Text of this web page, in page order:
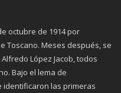
octubre de 1914 por
Toscano. Meses después, se
López Jacob, todos
Bajo el lema de
identificaron las primeras